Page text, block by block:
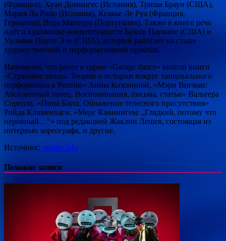
(Франция), Хуан Домингес (Испания), Триша Браун (США),
Мария Ла Рибо (Испания), Ксавье Ле Руа (Франция,
Германия), Вера Мантеро (Португалия). Также в книге речь
идёт о художнике-концептуалисте Брюсе Наумане (США) и
Уильяме Поупе Эле (США), который работает на стыке
художественной и перформативной практик.
Напомним, что ранее в серии «Garage dance» вышли книги
«Странные танцы. Теории и истории вокруг танцевального
перформанса в России» Анны Козониной, «Мэри Вигман:
Абсолютный танец. Воспоминания, письма, статьи» Вальтера
Сорелла, «Пина Бауш. Обнажение телесного присутствия»
Ройда Клименхаги, «Мерс Каннингем: „Гладкий, потому что
неровный…“» под редакцией Жаклин Лешев, состоящая из
интервью хореографа, и другие.
Источник: oteatre.info
Похожие записи